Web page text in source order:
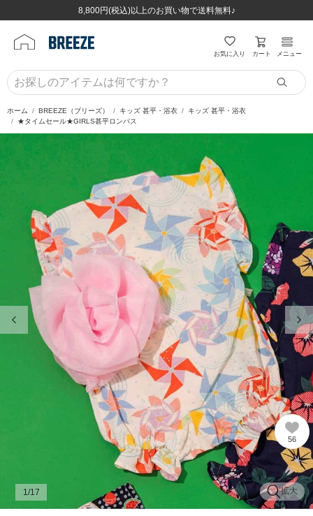
8,800円(税込)以上のお買い物で送料無料♪
ほぼ全品半額！！8/12(水)お昼12:59まで！！
8,800円(税込)以上のお買い物で送料無料♪
ほぼ全品半額！！8/12(水)お昼12:59まで！！
お気に入り カート メニュー
ホーム BREEZE（ブリーズ） キッズ 甚平・浴衣
キッズ 甚平・浴衣
★タイムセール★GIRLS甚平ロンパス
前の画像 次
56
拡大
1 /17